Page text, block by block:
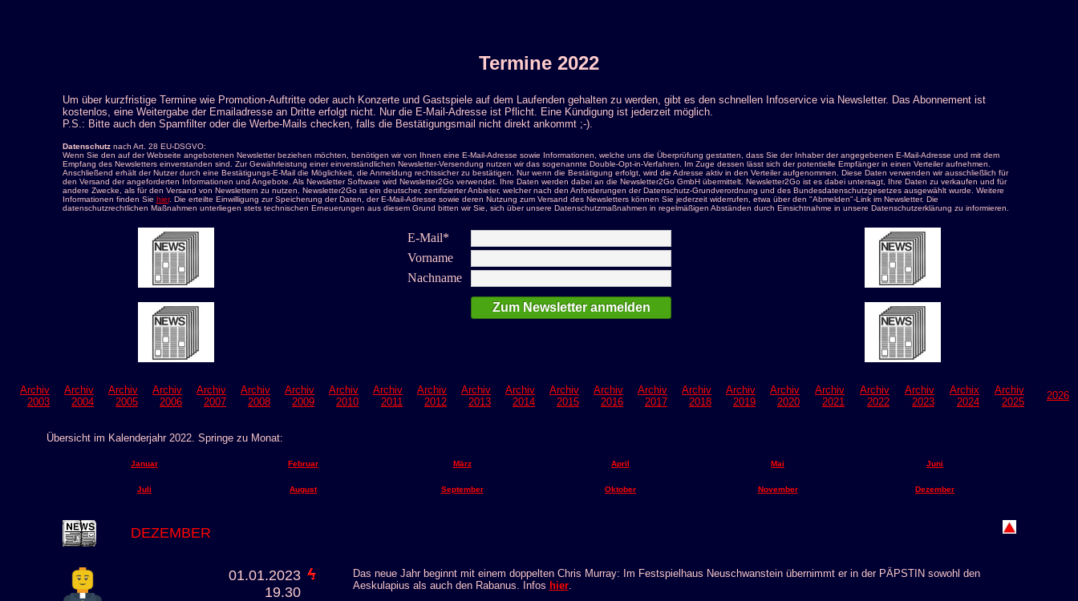
Termine 2022
Um über kurzfristige Termine wie Promotion-Auftritte oder auch Konzerte und Gastspiele auf dem Laufenden gehalten zu werden, gibt es den schnellen Infoservice via Newsletter. Das Abonnement ist
kostenlos, eine Weitergabe der Emailadresse an Dritte erfolgt nicht. Nur die E-Mail-Adresse ist Pflicht. Eine Kündigung ist jederzeit möglich.
P.S.: Bitte auch den Spamfilter oder die Werbe-Mails checken, falls die Bestätigungsmail nicht direkt ankommt ;-).
Datenschutznach Art. 28 EU-DSGVO:
Wenn Sie den auf der Webseite angebotenen Newsletter beziehen möchten, benötigen wir von Ihnen eine E-Mail-Adresse sowie Informationen, welche uns die Überprüfung gestatten, dass Sie der Inhaber der angegebenen E-Mail-Adresse und mit dem
Empfang des Newsletters einverstanden sind. Zur Gewährleistung einer einverständlichen Newsletter-Versendung nutzen wir das sogenannte Double-Opt-in-Verfahren. Im Zuge dessen lässt sich der potentielle Empfänger in einen Verteiler aufnehmen.
Anschließend erhält der Nutzer durch eine Bestätigungs-E-Mail die Möglichkeit, die Anmeldung rechtssicher zu bestätigen. Nur wenn die Bestätigung erfolgt, wird die Adresse aktiv in den Verteiler aufgenommen. Diese Daten verwenden wir ausschließlich für
den Versand der angeforderten Informationen und Angebote. Als Newsletter Software wird Newsletter2Go verwendet. Ihre Daten werden dabei an die Newsletter2Go GmbH übermittelt. Newsletter2Go ist es dabei untersagt, Ihre Daten zu verkaufen und für
andere Zwecke, als für den Versand von Newslettern zu nutzen. Newsletter2Go ist ein deutscher, zertifizierter Anbieter, welcher nach den Anforderungen der Datenschutz-Grundverordnung und des Bundesdatenschutzgesetzes ausgewählt wurde. Weitere
Informationen finden Sie hier. Die erteilte Einwilligung zur Speicherung der Daten, der E-Mail-Adresse sowie deren Nutzung zum Versand des Newsletters können Sie jederzeit widerrufen, etwa über den "Abmelden"-Link im Newsletter. Die
datenschutzrechtlichen Maßnahmen unterliegen stets technischen Erneuerungen aus diesem Grund bitten wir Sie, sich über unsere Datenschutzmaßnahmen in regelmäßigen Abständen durch Einsichtnahme in unsere Datenschutzerklärung zu informieren.
E-Mail*
Vorname
Nachname
Archiv
2003
Archiv
2004
Archiv
2005
Archiv
2006
Archiv
2007
Archiv
2008
Archiv
2009
Archiv
2010
Archiv
2011
Archiv
2012
Archiv
2013
Archiv
2014
Archiv
2015
Archiv
2016
Archiv
2017
Archiv
2018
Archiv
2019
Archiv
2020
Archiv
2021
Archiv
2022
Archiv
2023
Archix
2024
Archiv
2025
2026
Übersicht im Kalenderjahr 2022. Springe zu Monat:
Januar Februar März April Mai Juni
Juli August September Oktober November Dezember
DEZEMBER
01.01.2023
19.30
Das neue Jahr beginnt mit einem doppelten Chris Murray: Im Festspielhaus Neuschwanstein übernimmt er in der PÄPSTIN sowohl den
Aeskulapius als auch den Rabanus. Infos hier.